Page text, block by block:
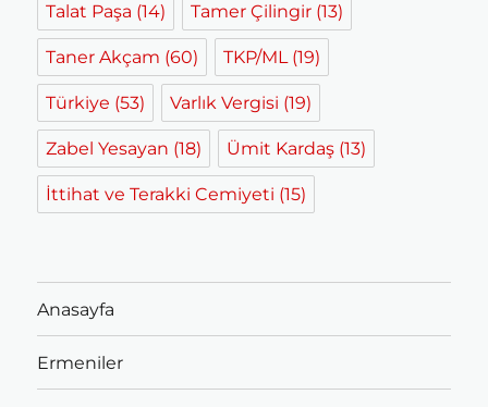
Talat Paşa (14) Tamer Çilingir (13)
Taner Akçam (60) TKP/ML(19)
Türkiye (53) Varlık Vergisi (19)
Zabel Yesayan (18) Ümit Kardaş (13)
İttihat ve Terakki Cemiyeti (15)
Anasayfa
Ermeniler